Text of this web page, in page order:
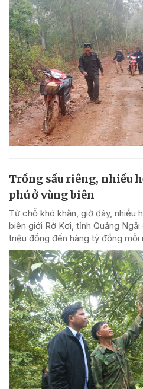
Trồng sầu riêng, nhiều
phú ở vùng biên
Từ chỗ khó khăn, giờ đây, nhiều
biên giới Rờ Kơi, tỉnh Quảng
triệu đồng đến hàng tỷ đồng mỗi